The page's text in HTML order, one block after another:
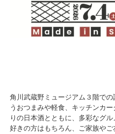
角川武蔵野ミュージアム３階で
うおつまみや軽食、キッチンカ
りの日本酒とともに、多彩なグ
好きの方はもちろん、ご家族や